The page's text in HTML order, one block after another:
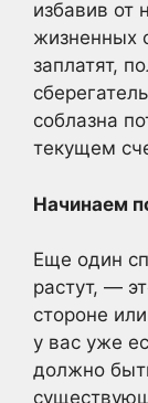
избавив от
жизненных
заплатят,
соблазна
текущем
Начинаем
Еще один
растут, —
стороне
у вас уже
должно